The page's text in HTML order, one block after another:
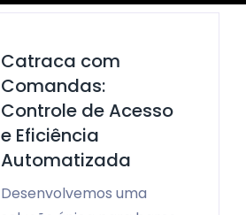
Catraca com
Comandas:
Controle de Acesso
e Eficiência
Automatizada
Desenvolvemos uma